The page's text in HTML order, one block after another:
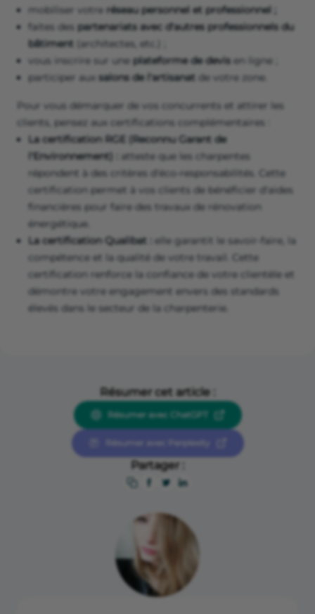
mobiliser votre réseau personnel et professionnel ;
faites des partenariats avec d'autres professionnels du
bâtiment
(architectes, etc.) ;
vous inscrire sur une plateforme de devis en ligne ;
participer aux salons de l'artisanat de votre zone.
Pour vous démarquer de vos concurrents et attirer les
clients, pensez aux certifications complémentaires :
La certification RGE (Reconnu Garant de
l'Environnement) :
atteste que les charpentes
répondent à des critères d'éco-responsabilités. Cette
certification permet à vos clients de bénéficier d'aides
financières pour faire des travaux de rénovation
énergétique.
La certification Qualibat :
elle garantit le savoir-faire, la
compétence et la qualité de votre travail. Cette
certification renforce la confiance de votre clientèle et
démontre votre engagement envers des standards
élevés dans le secteur de la charpenterie.
Résumer cet article :
Résumer avec ChatGPT
Résumer avec Perplexity
Partager :